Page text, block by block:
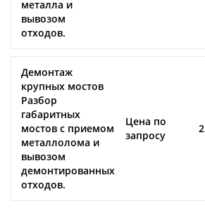
металла и
вывозом
отходов.
Демонтаж
крупных мостов
Разбор
габаритных
мостов с приемом
металлолома и
вывозом
демонтированных
отходов.
Цена по
запросу